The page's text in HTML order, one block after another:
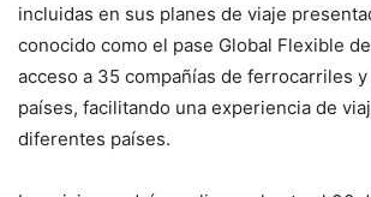
incluidas en sus planes de viaje
conocido como el pase Global Flexible
acceso a 35 compañías de ferrocarriles
países, facilitando una experiencia de
diferentes países.